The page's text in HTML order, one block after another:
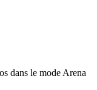
dans le mode Arena